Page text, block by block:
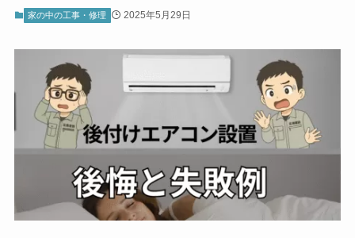
家の中の工事・修理 2025年5月29日